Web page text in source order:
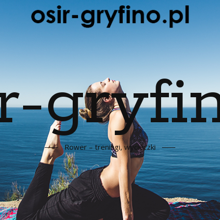
Rower – treningi, wycieczki